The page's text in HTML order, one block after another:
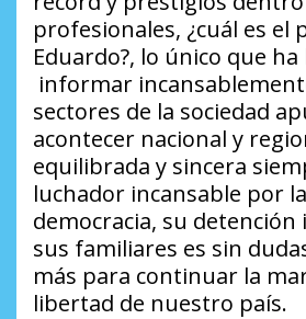
profesionales, ¿cuál es el
Eduardo?, lo único que ha
informar
sectores de la sociedad
acontecer nacional y
equilibrada y sincera
luchador incansable por
democracia, su detención
sus familiares es sin
más para continuar la
libertad de nuestro país.